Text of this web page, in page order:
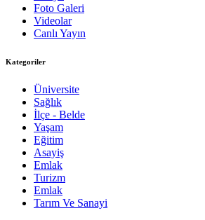
Foto Galeri
Videolar
Canlı Yayın
Kategoriler
Üniversite
Sağlık
İlçe - Belde
Yaşam
Eğitim
Asayiş
Emlak
Turizm
Emlak
Tarım Ve Sanayi